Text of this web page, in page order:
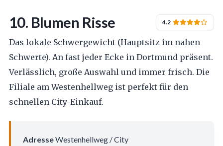
10. Blumen Risse 4.2
Das lokale Schwergewicht (Hauptsitz im nahen
Schwerte). An fast jeder Ecke in Dortmund präsent.
Verlässlich, große Auswahl und immer frisch. Die
Filiale am Westenhellweg ist perfekt für den
schnellen City-Einkauf.
AdresseWestenhellweg / City